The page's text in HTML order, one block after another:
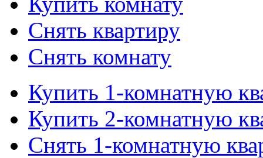
Снять квартиру
Снять комнату
Купить 1-комнатную
Купить 2-комнатную
Снять 1-комнатную